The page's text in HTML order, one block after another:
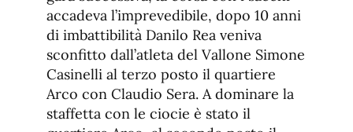
accadeva l’imprevedibile, dopo 10 anni
di imbattibilità Danilo Rea veniva
sconfitto dall’atleta del Vallone Simone
Casinelli al terzo posto il quartiere
Arco con Claudio Sera. A dominare la
staffetta con le ciocie è stato il